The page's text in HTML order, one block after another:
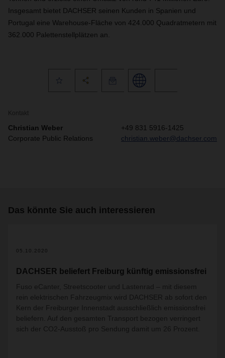
Insgesamt bietet DACHSER seinen Kunden in Spanien und
Portugal eine Warehouse-Fläche von 424.000 Quadratmetern mit
362.000 Palettenstellplätzen an.
Kontakt
Christian Weber
Corporate Public Relations
+49 831 5916-1425
christian.weber@dachser.com
Das könnte Sie auch interessieren
05.10.2020
DACHSER beliefert Freiburg künftig emissionsfrei
Fuso eCanter, Streetscooter und Lastenrad – mit diesem
rein elektrischen Fahrzeugmix wird DACHSER ab sofort den
Kern der Freiburger Innenstadt ausschließlich emissionsfrei
beliefern. Auf den gesamten Transport bezogen verringert
sich der CO2-Ausstoß pro Sendung damit um 26 Prozent.